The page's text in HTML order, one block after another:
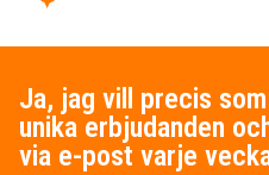
Ja, jag vill precis
unika erbjudanden
via e-post varje